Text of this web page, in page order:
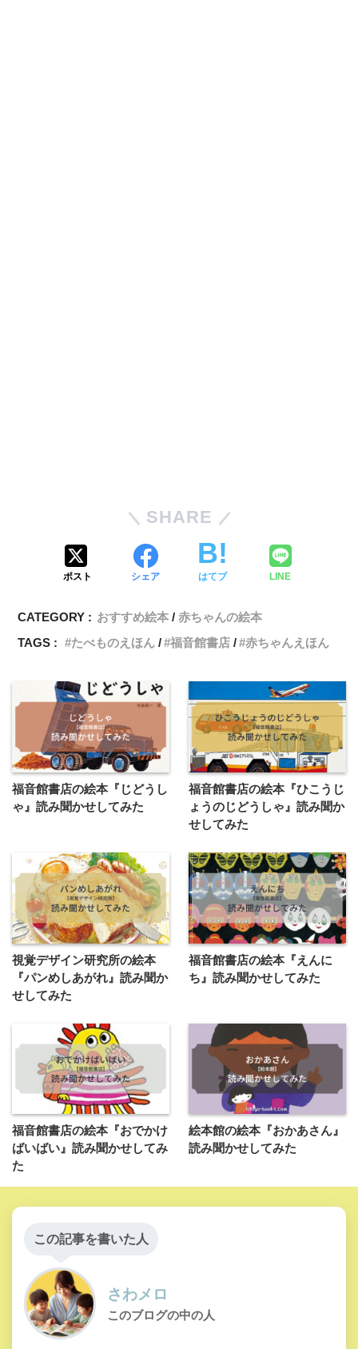
SHARE
ポスト シェア はてブ LINE
CATEGORY : おすすめ絵本
赤ちゃんの絵本
TAGS :
たべものえほん 福音館書店 赤ちゃんえほん
福音館書店の絵本『じどうし
ゃ』読み聞かせしてみた
福音館書店の絵本『ひこうじ
ょうのじどうしゃ』読み聞か
せしてみた
視覚デザイン研究所の絵本
『パンめしあがれ』読み聞か
せしてみた
福音館書店の絵本『えんに
ち』読み聞かせしてみた
福音館書店の絵本『おでかけ
ばいばい』読み聞かせしてみ
た
絵本館の絵本『おかあさん』
読み聞かせしてみた
この記事を書いた人
さわメロ
このブログの中の人